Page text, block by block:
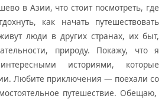
в Азии, что стоит посмотреть, где
как начать путешествовать
люди в других странах, их быт,
природу. Покажу, что я
историями, которые
Любите приключения — поехали со
путешествие. Обещаю,